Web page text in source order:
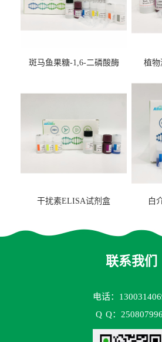
斑马鱼果糖-1,6-二磷酸酶
盒
植
干扰素ELISA试剂盒 白
联系我们
电话：
Q Q：